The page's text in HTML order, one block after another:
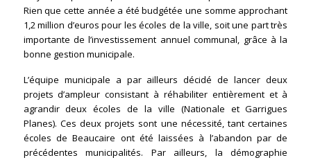
Rien que cette année a été budgétée une somme approchant
1,2 million d’euros pour les écoles de la ville, soit une part très
importante de l’investissement annuel communal, grâce à la
bonne gestion municipale.
L’équipe municipale a par ailleurs décidé de lancer deux
projets d’ampleur consistant à réhabiliter entièrement et à
agrandir deux écoles de la ville (Nationale et Garrigues
Planes). Ces deux projets sont une nécessité, tant certaines
écoles de Beaucaire ont été laissées à l’abandon par de
précédentes municipalités. Par ailleurs, la démographie